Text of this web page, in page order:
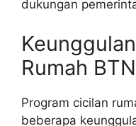
dukungan
Rumah BTN
Program cicilan
beberapa